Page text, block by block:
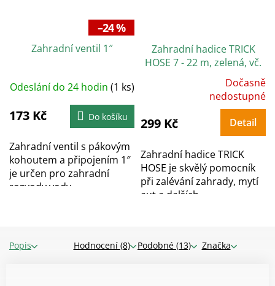
–24 %
Zahradní ventil 1″
Odeslání do 24 hodin (1 ks)
173 Kč Do košíku
Zahradní ventil s pákovým
kohoutem a připojením 1″
je určen pro zahradní
rozvody vody.
Zahradní hadice TRICK
HOSE 7 - 22 m, zelená, vč.
pistole 7 funkcí
5,0
z
Dočasně
nedostupné
299 Kč Detail
Zahradní hadice TRICK
HOSE je skvělý pomocník
při zalévání zahrady, mytí
aut a dalších...
Popis Podobné (13)
Hodnocení (8) Značka